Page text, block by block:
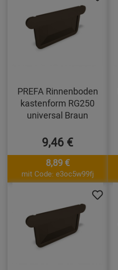
PREFA Rinnenboden
kastenform RG250
universal Braun
9,46 €
8,89 €
mit Code: e3oc5w99fj